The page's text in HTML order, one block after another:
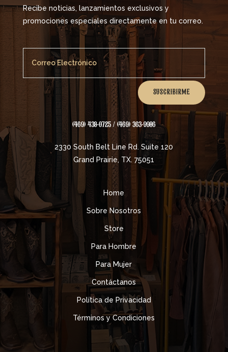
Recibe noticias, lanzamientos exclusivos y
promociones especiales directamente en tu correo.
SUSCRIBIRME
(469) 438-0725 / (469) 363-9986
2330 South Belt Line Rd. Suite 120
Grand Prairie, TX. 75051
Home
Sobre Nosotros
Store
Para Hombre
Para Mujer
Contáctanos
Política de Privacidad
Términos y Condiciones